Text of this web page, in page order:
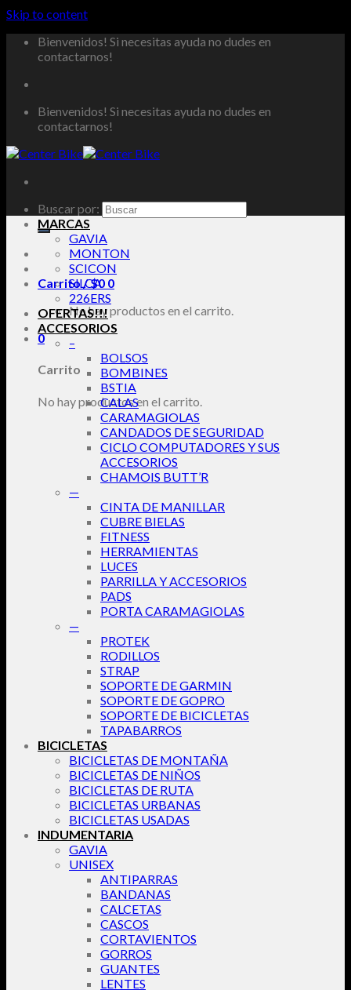
Skip to content
Bienvenidos! Si necesitas ayuda no dudes en
contactarnos!
Bienvenidos! Si necesitas ayuda no dudes en
contactarnos!
Buscar por:
Carrito /$0 0
No hay productos en el carrito.
0
Carrito
No hay productos en el carrito.
MARCAS
GAVIA
MONTON
SCICON
SILCA
226ERS
OFERTAS!!!
ACCESORIOS
–
BOLSOS
BOMBINES
BSTIA
CALAS
CARAMAGIOLAS
CANDADOS DE SEGURIDAD
CICLO COMPUTADORES Y SUS
ACCESORIOS
CHAMOIS BUTT’R
—
CINTA DE MANILLAR
CUBRE BIELAS
FITNESS
HERRAMIENTAS
LUCES
PARRILLA Y ACCESORIOS
PADS
PORTA CARAMAGIOLAS
—
PROTEK
RODILLOS
STRAP
SOPORTE DE GARMIN
SOPORTE DE GOPRO
SOPORTE DE BICICLETAS
TAPABARROS
BICICLETAS
BICICLETAS DE MONTAÑA
BICICLETAS DE NIÑOS
BICICLETAS DE RUTA
BICICLETAS URBANAS
BICICLETAS USADAS
INDUMENTARIA
GAVIA
UNISEX
ANTIPARRAS
BANDANAS
CALCETAS
CASCOS
CORTAVIENTOS
GORROS
GUANTES
LENTES